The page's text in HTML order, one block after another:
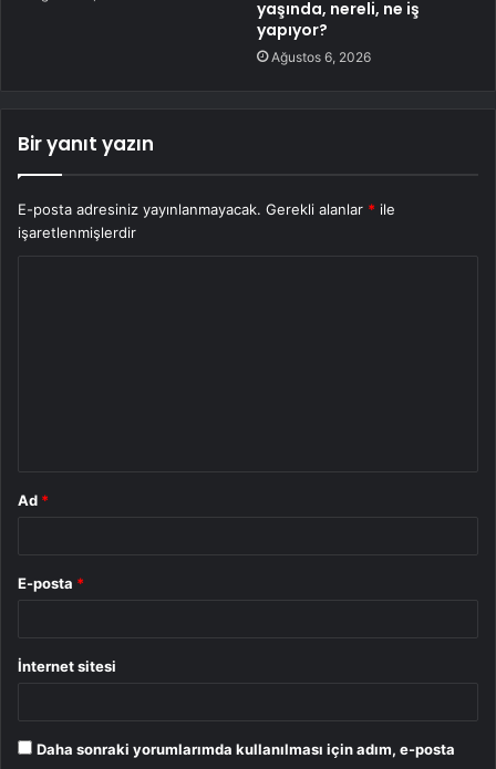
yaşında, nereli, ne iş
yapıyor?
Ağustos 6, 2026
Bir yanıt yazın
E-posta adresiniz yayınlanmayacak. Gerekli alanlar * ile
işaretlenmişlerdir
Ad *
E-posta *
İnternet sitesi
Daha sonraki yorumlarımda kullanılması için adım, e-posta